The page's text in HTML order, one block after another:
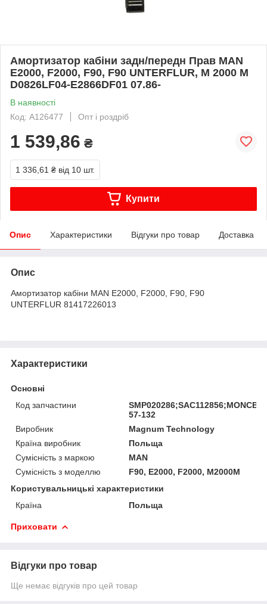
Амортизатор кабіни задн/передн Прав MAN
E2000, F2000, F90, F90 UNTERFLUR, M 2000 M
D0826LF04-E2866DF01 07.86-
В наявності
Код: A126477
Опт і роздріб
1 539,86 ₴
1 336,61 ₴ від 10 шт.
Купити
Опис Характеристики Відгуки про товар Доставка
Опис
Амортизатор кабіни MAN E2000, F2000, F90, F90
UNTERFLUR 81417226013
Характеристики
Основні
Код запчастини
57-132
Виробник
Magnum Technology
Країна виробник
Польща
Сумісність з маркою
MAN
Сумісність з моделлю
F90, E2000, F2000, M2000M
Користувальницькі характеристики
Країна
Польща
Приховати
Відгуки про товар
Ще немає відгуків про цей товар